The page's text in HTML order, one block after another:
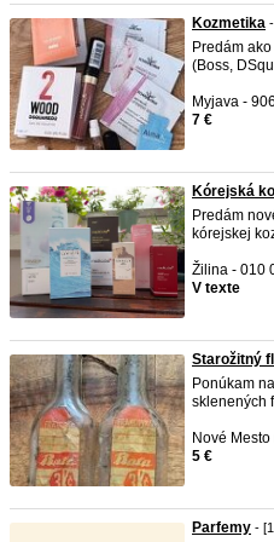
Kozmetika
Predám
(Boss,
Myjava -
7 €
Kórejská
Predám
kórejskej
Žilina - 010
V texte
Starožitný
Ponúkam
sklenených
Nové
5 €
Parfemy -